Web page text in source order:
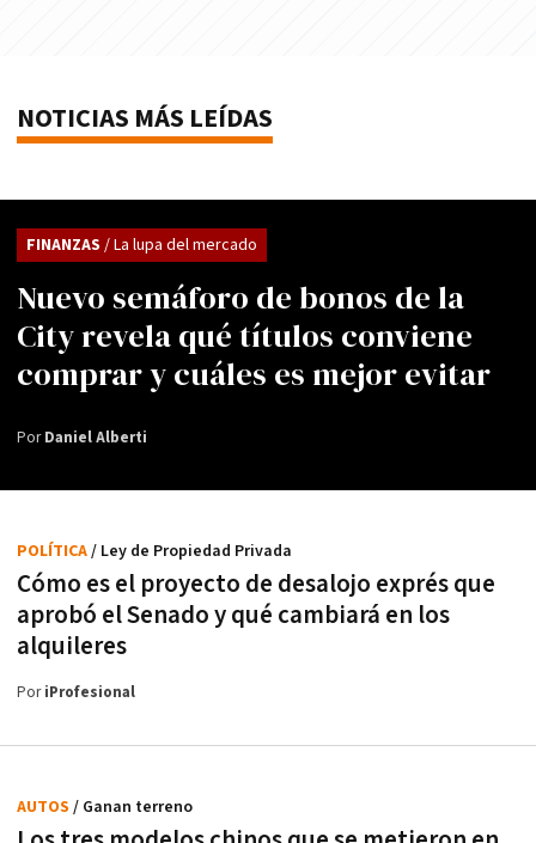
NOTICIAS MÁS LEÍDAS
Nuevo semáforo de bonos de la
City revela qué títulos conviene
comprar y cuáles es mejor evitar
FINANZAS / La lupa del mercado
PorDaniel Alberti
Cómo es el proyecto de desalojo exprés que
aprobó el Senado y qué cambiará en los
alquileres
POLÍTICA/ Ley de Propiedad Privada
PoriProfesional
AUTOS / Ganan terreno